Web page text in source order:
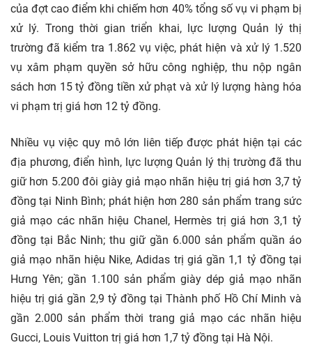
của đợt cao điểm khi chiếm hơn 40% tổng số vụ vi phạm bị
xử lý. Trong thời gian triển khai, lực lượng Quản lý thị
trường đã kiểm tra 1.862 vụ việc, phát hiện và xử lý 1.520
vụ xâm phạm quyền sở hữu công nghiệp, thu nộp ngân
sách hơn 15 tỷ đồng tiền xử phạt và xử lý lượng hàng hóa
vi phạm trị giá hơn 12 tỷ đồng.
Nhiều vụ việc quy mô lớn liên tiếp được phát hiện tại các
địa phương, điển hình, lực lượng Quản lý thị trường đã thu
giữ hơn 5.200 đôi giày giả mạo nhãn hiệu trị giá hơn 3,7 tỷ
đồng tại Ninh Bình; phát hiện hơn 280 sản phẩm trang sức
giả mạo các nhãn hiệu Chanel, Hermès trị giá hơn 3,1 tỷ
đồng tại Bắc Ninh; thu giữ gần 6.000 sản phẩm quần áo
giả mạo nhãn hiệu Nike, Adidas trị giá gần 1,1 tỷ đồng tại
Hưng Yên; gần 1.100 sản phẩm giày dép giả mạo nhãn
hiệu trị giá gần 2,9 tỷ đồng tại Thành phố Hồ Chí Minh và
gần 2.000 sản phẩm thời trang giả mạo các nhãn hiệu
Gucci, Louis Vuitton trị giá hơn 1,7 tỷ đồng tại Hà Nội.